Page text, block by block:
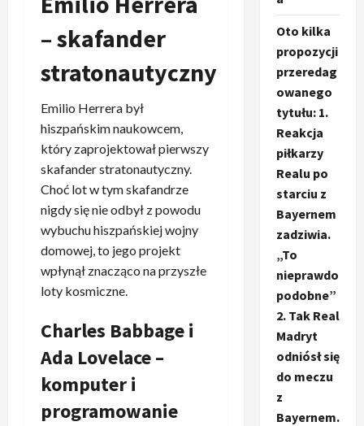
– skafander
stratonautyczny
Emilio Herrera był
hiszpańskim naukowcem,
który zaprojektował pierwszy
skafander stratonautyczny.
Choć lot w tym skafandrze
nigdy się nie odbył z powodu
wybuchu hiszpańskiej wojny
domowej, to jego projekt
wpłynął znacząco na przyszłe
loty kosmiczne.
Charles Babbage i
Ada Lovelace –
komputer i
programowanie
Oto kilka
propozycji
przeredag
owanego
tytułu: 1.
Reakcja
piłkarzy
Realu po
starciu z
Bayernem
zadziwia.
„To
nieprawdo
podobne”
2. Tak Real
Madryt
odniósł się
do meczu
z
Bayernem.